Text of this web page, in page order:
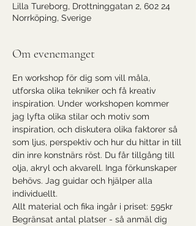
Lilla Tureborg, Drottninggatan 2, 602 24
Norrköping, Sverige
Om evenemanget
En workshop för dig som vill måla,
utforska olika tekniker och få kreativ
inspiration. Under workshopen kommer
jag lyfta olika stilar och motiv som
inspiration, och diskutera olika faktorer så
som ljus, perspektiv och hur du hittar in till
din inre konstnärs röst. Du får tillgång till
olja, akryl och akvarell. Inga förkunskaper
behövs. Jag guidar och hjälper alla
individuellt.
Allt material och fika ingår i priset: 595kr
Begränsat antal platser - så anmäl dig